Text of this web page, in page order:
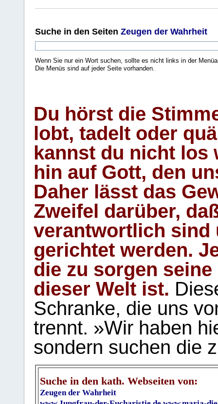
Suche in den Seiten Zeugen der Wahrheit
Wenn Sie nur ein Wort suchen, sollte es nicht links in der
Die Menüs sind auf jeder Seite vorhanden..
Du hörst die
lobt, tadelt oder
kannst du nicht los
hin auf Gott, den
Daher lässt das
Zweifel darüber,
verantwortlich sind
gerichtet werden.
die zu sorgen
dieser Welt ist.
Schranke, die uns
trennt. »Wir haben
sondern suchen die
Suche in den kath. Webseiten von:
Zeugen der Wahrheit